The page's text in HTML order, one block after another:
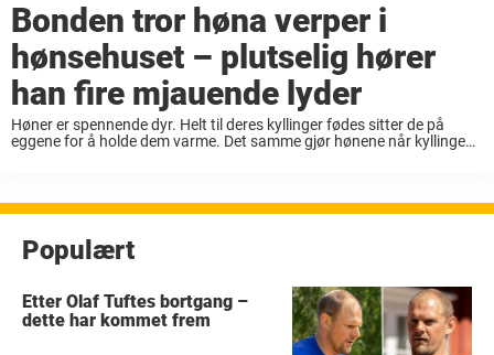
Bonden tror høna verper i
hønsehuset – plutselig hører
han fire mjauende lyder
Høner er spennende dyr. Helt til deres kyllinger fødes sitter de på
eggene for å holde dem varme. Det samme gjør hønene når kyllingene
Populært
Etter Olaf Tuftes bortgang –
dette har kommet frem